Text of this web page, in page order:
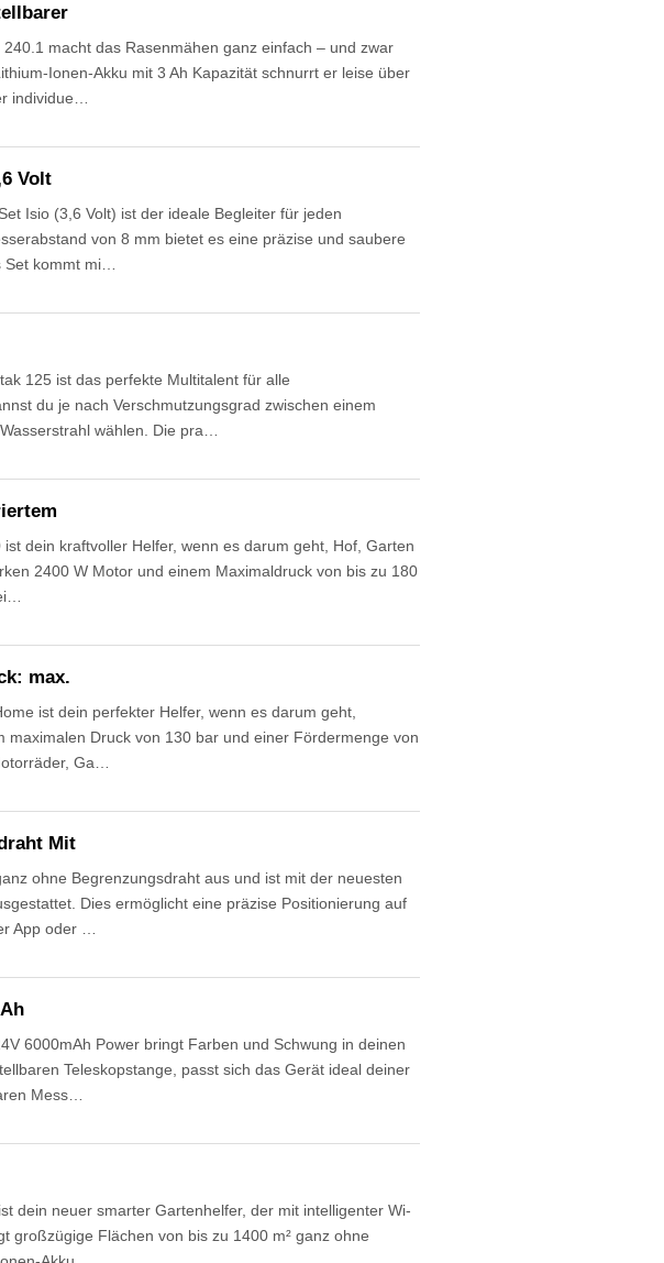
macht das Rasenmähen ganz einfach – und zwar
Ionen-Akku mit 3 Ah Kapazität schnurrt er leise über
individue…
Volt
Isio (3,6 Volt) ist der ideale Begleiter für jeden
von 8 mm bietet es eine präzise und saubere
kommt mi…
125 ist das perfekte Multitalent für alle
du je nach Verschmutzungsgrad zwischen einem
wählen. Die pra…
dein kraftvoller Helfer, wenn es darum geht, Hof, Garten
2400 W Motor und einem Maximaldruck von bis zu 180
max.
ist dein perfekter Helfer, wenn es darum geht,
Druck von 130 bar und einer Fördermenge von
Ga…
Mit
ohne Begrenzungsdraht aus und ist mit der neuesten
Dies ermöglicht eine präzise Positionierung auf
App oder …
6000mAh Power bringt Farben und Schwung in deinen
Teleskopstange, passt sich das Gerät ideal deiner
Mess…
dein neuer smarter Gartenhelfer, der mit intelligenter Wi-
großzügige Flächen von bis zu 1400 m² ganz ohne